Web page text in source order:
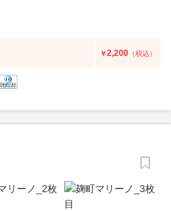
￥2,200 （税込）